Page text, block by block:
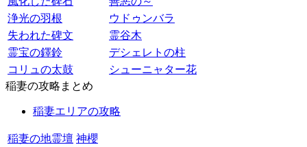
浄光の羽根
ウドゥンバラ
失われた碑文
霊谷木
霊宝の鐸鈴
デシェレトの柱
コリュの太鼓
シューニャター花
稲妻の攻略まとめ
稲妻エリアの攻略
稲妻の地霊壇 神櫻